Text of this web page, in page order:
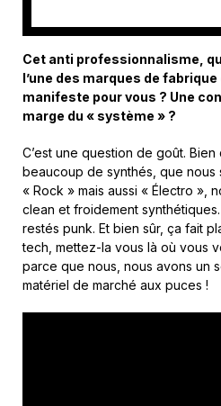
Cet anti professionnalisme,
l’une des marques de
manifeste pour vous ? Une
marge du « système » ?
C’est une question de goût. Bien
beaucoup de synthés, que nous
« Rock » mais aussi « Électro »,
clean et froidement
restés punk. Et bien sûr, ça fait
tech, mettez-la vous là où vous
parce que nous, nous avons un
matériel de marché aux puces !